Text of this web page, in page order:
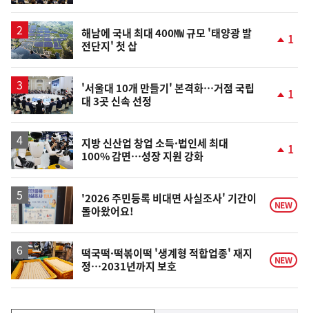
일
해남에 국내 최대 400㎿ 규모 '태양광 발
전단지' 첫 삽
상
1
'서울대 10개 만들기' 본격화…거점 국립
대 3곳 신속 선정
상
1
지방 신산업 창업 소득·법인세 최대
100% 감면…성장 지원 강화
상
승
1
'2026 주민등록 비대면 사실조사' 기간이
돌아왔어요!
NEW
떡국떡·떡볶이떡 '생계형 적합업종' 재지
정…2031년까지 보호
NEW